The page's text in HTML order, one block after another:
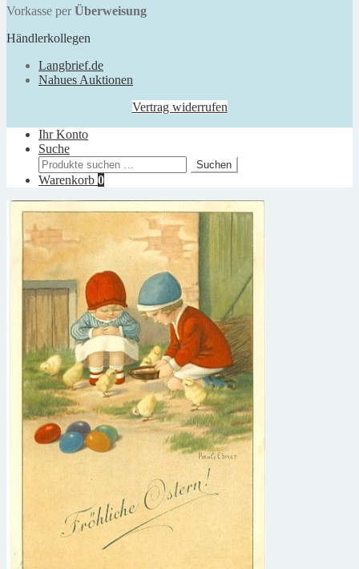
Vorkasse per Überweisung
Händlerkollegen
Langbrief.de
Nahues Auktionen
Vertrag widerrufen
Ihr Konto
Suche
Suchen
nach:
Suchen
Warenkorb 0